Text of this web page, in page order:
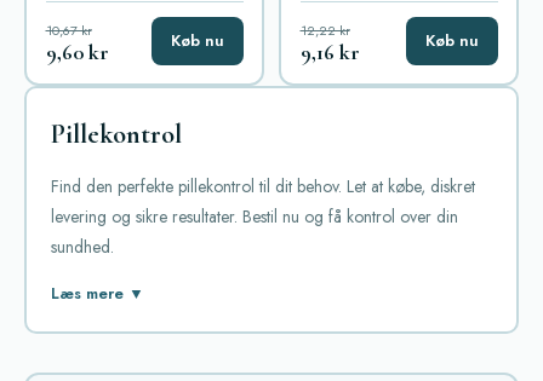
10,67 kr
9,60 kr Køb nu 12,22 kr
9,16 kr Køb nu
Pillekontrol
Find den perfekte pillekontrol til dit behov. Let at købe, diskret
levering og sikre resultater. Bestil nu og få kontrol over din
sundhed.
I kategorien "Pillekontrol" på vores online Apotek finder du et
Læs mere ▼